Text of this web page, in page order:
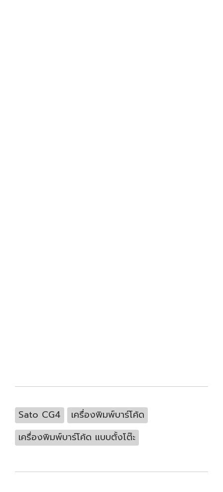
Sato CG4
เครื่องพิมพ์บาร์โค้ด
เครื่องพิมพ์บาร์โค้ด แบบตั้งโต๊ะ